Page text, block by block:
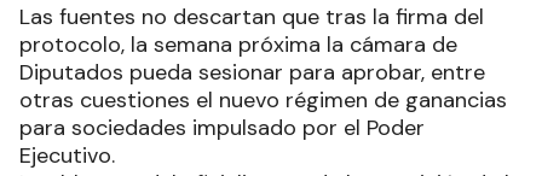
Las fuentes no descartan que tras la firma del
protocolo, la semana próxima la cámara de
Diputados pueda sesionar para aprobar, entre
otras cuestiones el nuevo régimen de ganancias
para sociedades impulsado por el Poder
Ejecutivo.